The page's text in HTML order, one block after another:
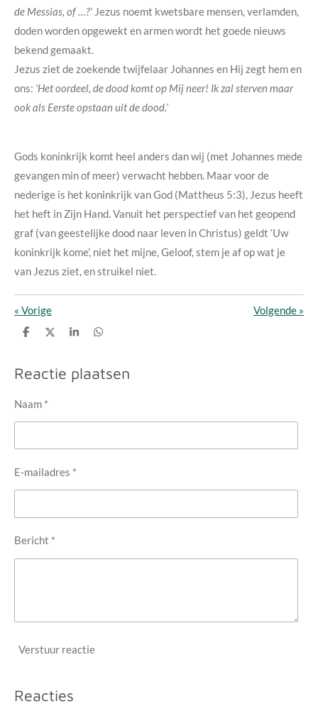
de Messias, of …?’ Jezus noemt kwetsbare mensen, verlamden,
doden worden opgewekt en armen wordt het goede nieuws
bekend gemaakt.
Jezus ziet de zoekende twijfelaar Johannes en Hij zegt hem en
ons: ‘Het oordeel, de dood komt op Mij neer! Ik zal sterven maar
ook als Eerste opstaan uit de dood.’
Gods koninkrijk komt heel anders dan wij (met Johannes mede
gevangen min of meer) verwacht hebben. Maar voor de
nederige is het koninkrijk van God (Mattheus 5:3), Jezus heeft
het heft in Zijn Hand. Vanuit het perspectief van het geopend
graf (van geestelijke dood naar leven in Christus) geldt ‘Uw
koninkrijk kome’, niet het mijne, Geloof, stem je af op wat je
van Jezus ziet, en struikel niet.
« Vorige Volgende »
D
n
D
l
S
e
D
e
n
Reactie plaatsen
Naam *
E-mailadres *
Bericht *
Verstuur reactie
Reacties